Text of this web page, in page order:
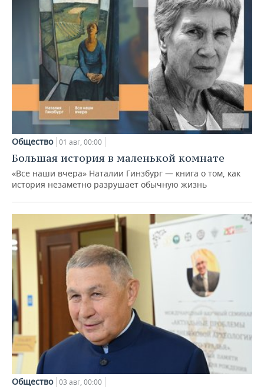
Общество 01 авг, 00:00
Большая история в маленькой комнате
«Все наши вчера» Наталии Гинзбург — книга о том, как
история незаметно разрушает обычную жизнь
Общество 03 авг, 00:00